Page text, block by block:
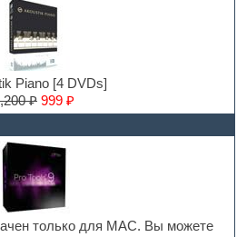
beginners
Piano [4 DVDs]
₽ 999 ₽
только для MAC. Вы можете